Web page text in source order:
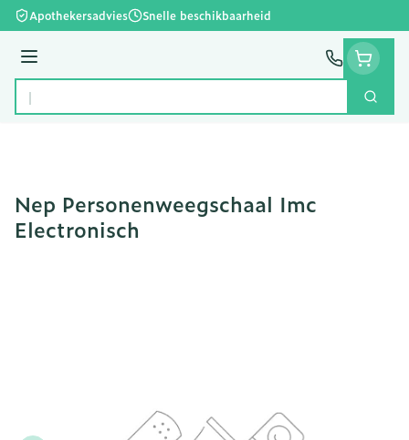
Ga naar de inhoud
Apothekersadvies Snelle beschikbaarheid
Menu
Product, merk, categorie...
Zoek
Nep Personenweegschaal Imc
Electronisch